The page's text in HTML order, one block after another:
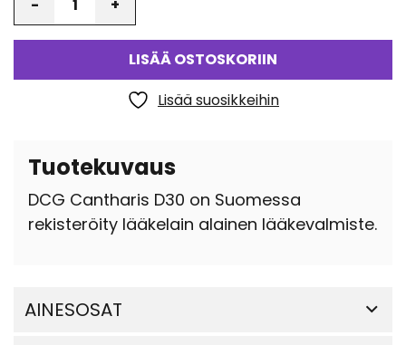
LISÄÄ OSTOSKORIIN
Lisää suosikkeihin
Tuotekuvaus
DCG Cantharis D30 on Suomessa
rekisteröity lääkelain alainen lääkevalmiste.
AINESOSAT